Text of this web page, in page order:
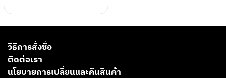
วิธีการสั่งซื้อ
ติดต่อเรา
นโยบายการเปลี่ยนและคืนสินค้า